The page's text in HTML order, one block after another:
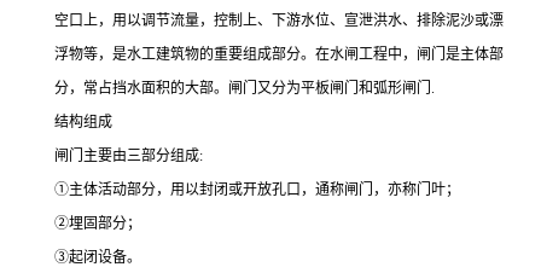
空口上，用以调节流量，控制上、下游水位、宣泄洪水、排除泥沙或漂
浮物等，是水工建筑物的重要组成部分。在水闸工程中，闸门是主体部
分，常占挡水面积的大部。闸门又分为平板闸门和弧形闸门 .
结构组成
闸门主要由三部分组成:
①主体活动部分，用以封闭或开放孔口，通称闸门，亦称门叶；
②埋固部分；
③起闭设备。